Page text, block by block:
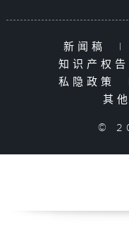
新闻稿 |
知识产权
私隐政策
其
©